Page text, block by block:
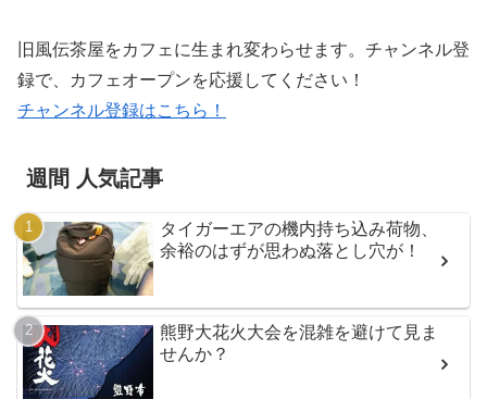
旧風伝茶屋をカフェに生まれ変わらせます。チャンネル登
録で、カフェオープンを応援してください！
チャンネル登録はこちら！
週間 人気記事
タイガーエアの機内持ち込み荷物、
余裕のはずが思わぬ落とし穴が！
熊野大花火大会を混雑を避けて見ま
せんか？